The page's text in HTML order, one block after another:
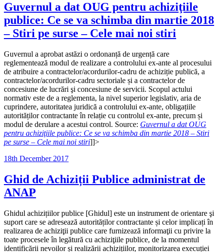
Guvernul a dat OUG pentru achiziţiile
publice: Ce se va schimba din martie 2018
– Stiri pe surse – Cele mai noi stiri
Guvernul a aprobat astăzi o ordonanță de urgență care
reglementează modul de realizare a controlului ex-ante al procesului
de atribuire a contractelor/acordurilor-cadru de achiziție publică, a
contractelor/acordurilor-cadru sectoriale și a contractelor de
concesiune de lucrări şi concesiune de servicii. Scopul actului
normativ este de a reglementa, la nivel superior legislativ, aria de
cuprindere, autoritatea juridică a controlului ex-ante, obligațiile
autorităților contractante în relație cu controlul ex-ante, precum și
modul de derulare a acestui control. Source: Guvernul a dat OUG
pentru achiziţiile publice: Ce se va schimba din martie 2018 – Stiri
pe surse – Cele mai noi stiri]]>
Posted
18th December 2017
Ghid de Achiziții Publice administrat de
ANAP
Ghidul achizițiilor publice [Ghidul] este un instrument de orientare şi
suport care se adresează autorităților contractante și celor implicați în
realizarea de achiziţii publice care furnizează informaţii cu privire la
toate procesele în legătură cu achiziţiile publice, de la momentul
identificării nevoilor și realizării achizițiilor, monitorizarea execuției